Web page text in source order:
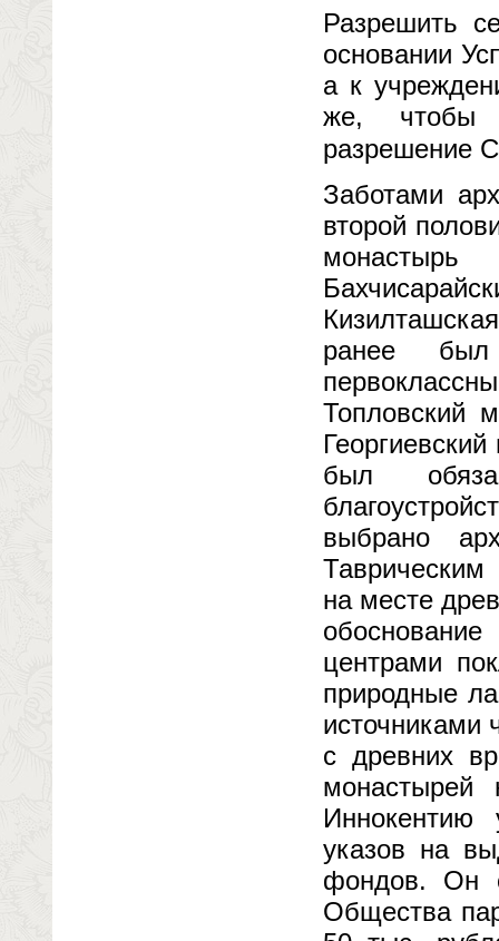
Разрешить
основании
а к
же, чтобы
разрешение
Заботами
второй
ранее был
Топловский
был
выбрано
на месте
центрами
природные
источниками
с древних
монастырей
Иннокентию
указов на
фондов. Он
Общества